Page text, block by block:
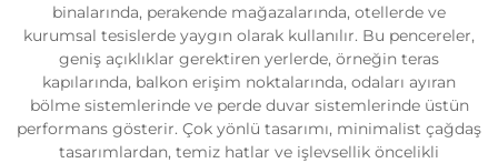
binalarında, perakende mağazalarında, otellerde ve
kurumsal tesislerde yaygın olarak kullanılır. Bu pencereler,
geniş açıklıklar gerektiren yerlerde, örneğin teras
kapılarında, balkon erişim noktalarında, odaları ayıran
bölme sistemlerinde ve perde duvar sistemlerinde üstün
performans gösterir. Çok yönlü tasarımı, minimalist çağdaş
tasarımlardan, temiz hatlar ve işlevsellik öncelikli